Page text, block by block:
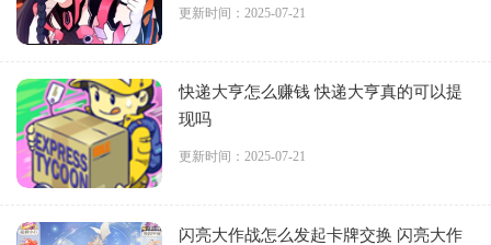
更新时间：2025-07-21
快递大亨怎么赚钱 快递大亨真的可以提
现吗
更新时间：2025-07-21
闪亮大作战怎么发起卡牌交换 闪亮大作